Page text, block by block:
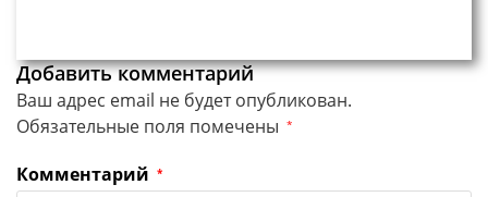
Добавить комментарий
Ваш адрес email не будет опубликован.
Обязательные поля помечены *
Комментарий *